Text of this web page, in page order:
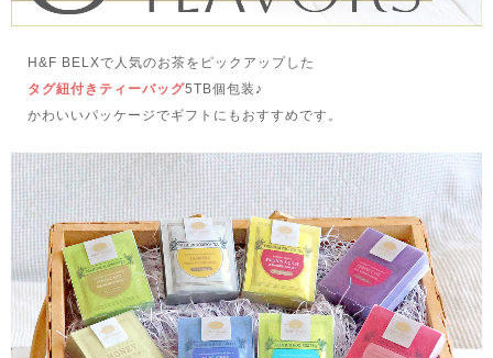
H&F BELXで人気のお茶をピックアップした
タグ紐付きティーバッグ5TB個包装♪
かわいいパッケージでギフトにもおすすめです。